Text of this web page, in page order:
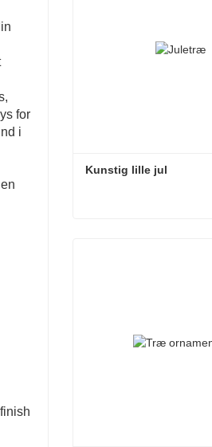
for
i
Kunstig lille jul